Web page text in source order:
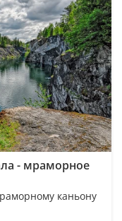
- мраморное
каньону